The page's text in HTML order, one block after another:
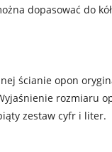
dopasować do
ścianie opon
rozmiaru
zestaw cyfr i liter.